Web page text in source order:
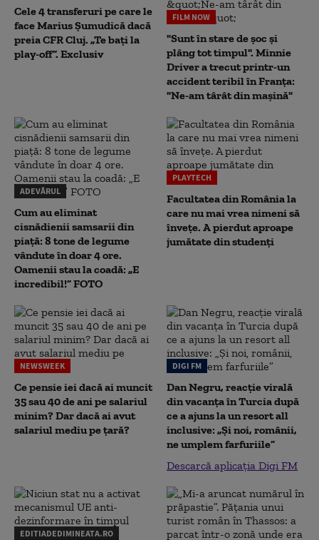
Cele 4 transferuri pe care le
face Marius Șumudică dacă
preia CFR Cluj. „Te bați la
play-off”. Exclusiv
FILM NOW
"Sunt în stare de șoc și
plâng tot timpul". Minnie
Driver a trecut printr-un
accident teribil în Franța:
"Ne-am târât din mașină"
ADEVĂRUL
Cum au eliminat
cisnădienii samsarii din
piață: 8 tone de legume
vândute în doar 4 ore.
Oamenii stau la coadă: „E
incredibil!” FOTO
PLAYTECH
Facultatea din România la
care nu mai vrea nimeni să
înveţe. A pierdut aproape
jumătate din studenţi
NEWSWEEK
Ce pensie iei dacă ai muncit
35 sau 40 de ani pe salariul
minim? Dar dacă ai avut
salariul mediu pe țară?
DIGI FM
Dan Negru, reacție virală
din vacanța în Turcia după
ce a ajuns la un resort all
inclusive: „Și noi, românii,
ne umplem farfuriile”
Descarcă aplicația Digi FM
EDITIADEDIMINEATA.RO